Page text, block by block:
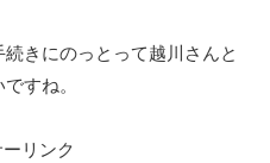
きにのっとって越川さんと
すね。
リンク